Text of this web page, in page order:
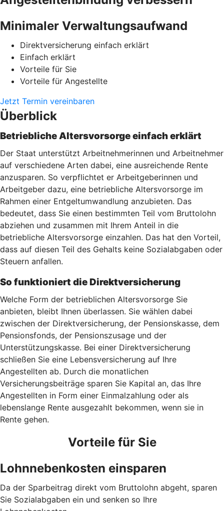
Minimaler Verwaltungsaufwand
Direktversicherung einfach erklärt
Einfach erklärt
Vorteile für Sie
Vorteile für Angestellte
Jetzt Termin vereinbaren
Überblick
Betriebliche Altersvorsorge einfach erklärt
Der Staat unterstützt Arbeitnehmerinnen und Arbeitnehmer
auf verschiedene Arten dabei, eine ausreichende Rente
anzusparen. So verpflichtet er Arbeitgeberinnen und
Arbeitgeber dazu, eine betriebliche Altersvorsorge im
Rahmen einer Entgeltumwandlung anzubieten. Das
bedeutet, dass Sie einen bestimmten Teil vom Bruttolohn
abziehen und zusammen mit Ihrem Anteil in die
betriebliche Altersvorsorge einzahlen. Das hat den Vorteil,
dass auf diesen Teil des Gehalts keine Sozialabgaben oder
Steuern anfallen.
So funktioniert die Direktversicherung
Welche Form der betrieblichen Altersvorsorge Sie
anbieten, bleibt Ihnen überlassen. Sie wählen dabei
zwischen der Direktversicherung, der Pensionskasse, dem
Pensionsfonds, der Pensionszusage und der
Unterstützungskasse. Bei einer Direktversicherung
schließen Sie eine Lebensversicherung auf Ihre
Angestellten ab. Durch die monatlichen
Versicherungsbeiträge sparen Sie Kapital an, das Ihre
Angestellten in Form einer Einmalzahlung oder als
lebenslange Rente ausgezahlt bekommen, wenn sie in
Rente gehen.
Vorteile für Sie
Lohnnebenkosten einsparen
Da der Sparbeitrag direkt vom Bruttolohn abgeht, sparen
Sie Sozialabgaben ein und senken so Ihre